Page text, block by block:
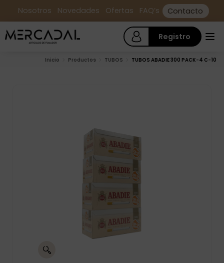
Nosotros Novedades Ofertas FAQ’s Contacto
Registro
Inicio Productos TUBOS TUBOS ABADIE 300 PACK-4 C-10